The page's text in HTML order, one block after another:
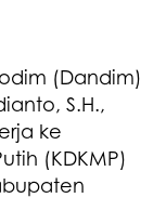
(Dandim)
S.H.,
ke
(KDKMP)